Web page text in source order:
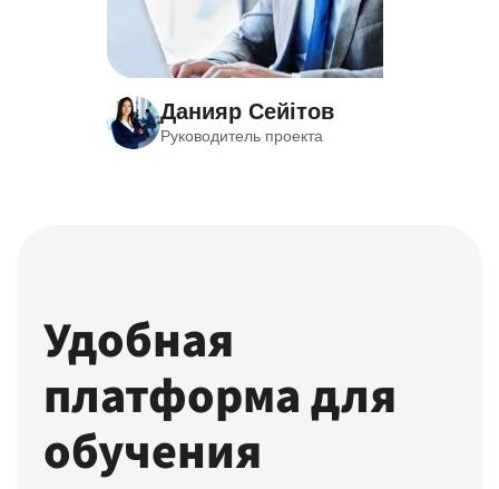
Данияр Сейітов
Руководитель проекта
Удобная
платформа для
обучения